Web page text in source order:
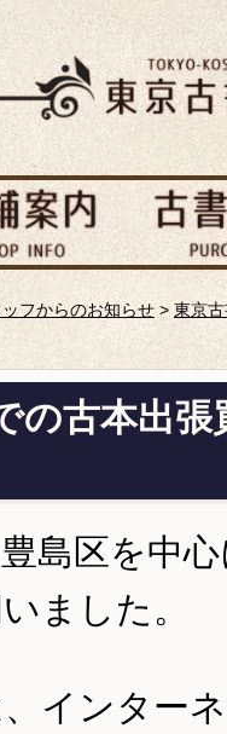
フからのお知らせ> 東京
の古本出
島区を中
ました。
インター